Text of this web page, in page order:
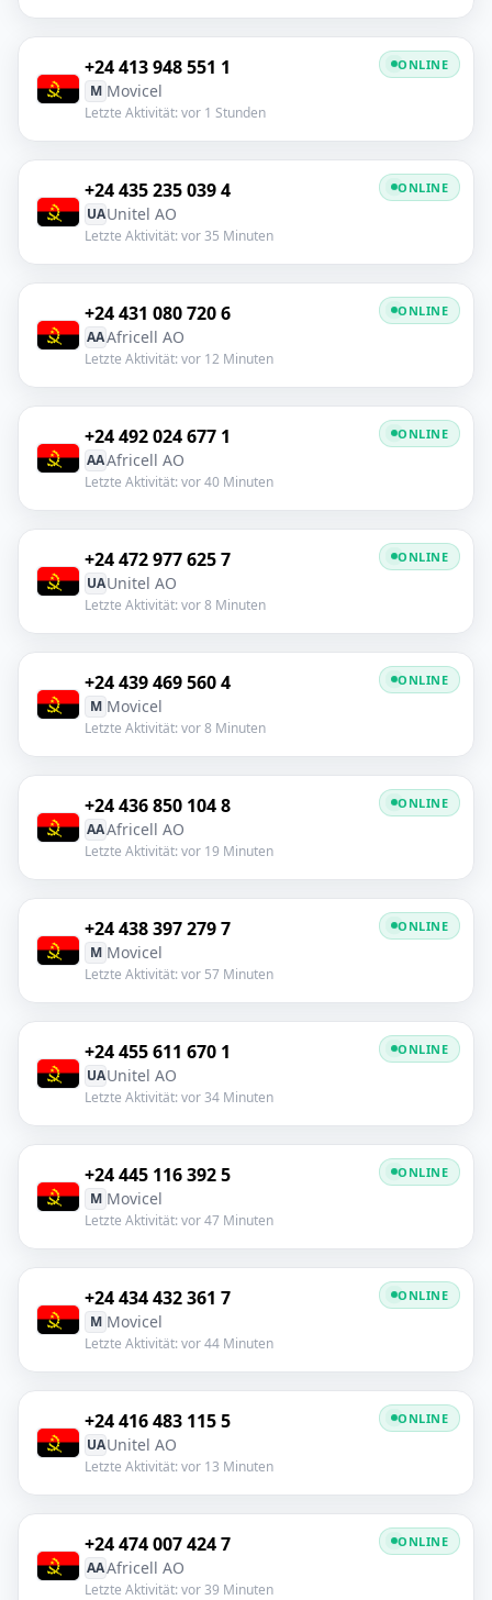
+24 413 948 551 1
M Movicel
Letzte Aktivität: vor 1 Stunden
ONLINE
+24 435 235 039 4
UAUnitel AO
Letzte Aktivität: vor 35 Minuten
ONLINE
+24 431 080 720 6
AAAfricell AO
Letzte Aktivität: vor 12 Minuten
ONLINE
+24 492 024 677 1
AAAfricell AO
Letzte Aktivität: vor 40 Minuten
ONLINE
+24 472 977 625 7
UAUnitel AO
Letzte Aktivität: vor 8 Minuten
ONLINE
+24 439 469 560 4
M Movicel
Letzte Aktivität: vor 8 Minuten
ONLINE
+24 436 850 104 8
AAAfricell AO
Letzte Aktivität: vor 19 Minuten
ONLINE
+24 438 397 279 7
M Movicel
Letzte Aktivität: vor 57 Minuten
ONLINE
+24 455 611 670 1
UAUnitel AO
Letzte Aktivität: vor 34 Minuten
ONLINE
+24 445 116 392 5
M Movicel
Letzte Aktivität: vor 47 Minuten
ONLINE
+24 434 432 361 7
M Movicel
Letzte Aktivität: vor 44 Minuten
ONLINE
+24 416 483 115 5
UAUnitel AO
Letzte Aktivität: vor 13 Minuten
ONLINE
+24 474 007 424 7
AAAfricell AO
Letzte Aktivität: vor 39 Minuten
ONLINE